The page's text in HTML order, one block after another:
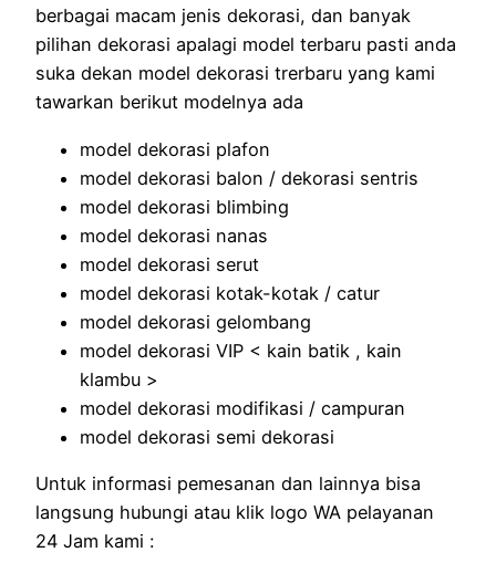
berbagai macam jenis dekorasi, dan banyak
pilihan dekorasi apalagi model terbaru pasti anda
suka dekan model dekorasi trerbaru yang kami
tawarkan berikut modelnya ada
model dekorasi plafon
model dekorasi balon / dekorasi sentris
model dekorasi blimbing
model dekorasi nanas
model dekorasi serut
model dekorasi kotak-kotak / catur
model dekorasi gelombang
model dekorasi VIP < kain batik , kain
klambu >
model dekorasi modifikasi / campuran
model dekorasi semi dekorasi
Untuk informasi pemesanan dan lainnya bisa
langsung hubungi atau klik logo WA pelayanan
24 Jam kami :